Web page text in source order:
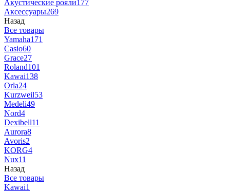
Акустические рояли177
Аксессуары269
Назад
Все товары
Yamaha171
Casio60
Grace27
Roland101
Kawai138
Orla24
Kurzweil53
Medeli49
Nord4
Dexibell11
Aurora8
Avoris2
KORG4
Nux11
Назад
Все товары
Kawai1